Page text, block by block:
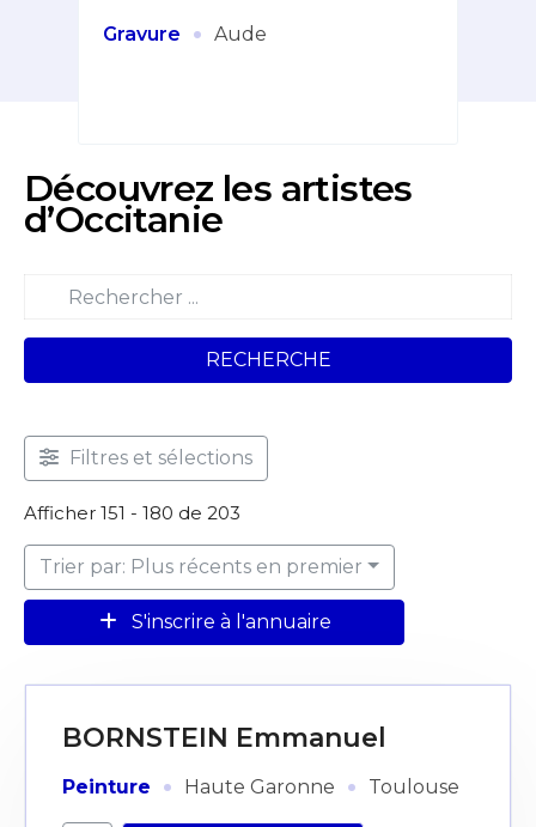
Gravure · Aude
Découvrez les artistes
d’Occitanie
RECHERCHE
Filtres et sélections
Afficher 151 - 180 de 203
Trier par: Plus récents en premier
S'inscrire à l'annuaire
BORNSTEIN Emmanuel
Peinture · Haute Garonne · Toulouse